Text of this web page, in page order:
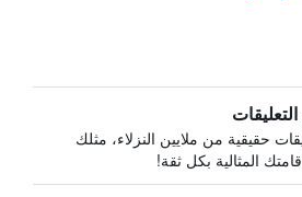
حقيقية من ملايين النزلاء، مثلك
المثالية بكل ثقة!